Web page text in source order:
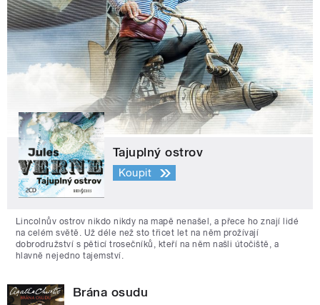
Tajuplný ostrov
Koupit
Lincolnův ostrov nikdo nikdy na mapě nenašel, a přece ho znají lidé
na celém světě. Už déle než sto třicet let na něm prožívají
dobrodružství s pěticí trosečníků, kteří na něm našli útočiště, a
hlavně nejedno tajemství.
Brána osudu